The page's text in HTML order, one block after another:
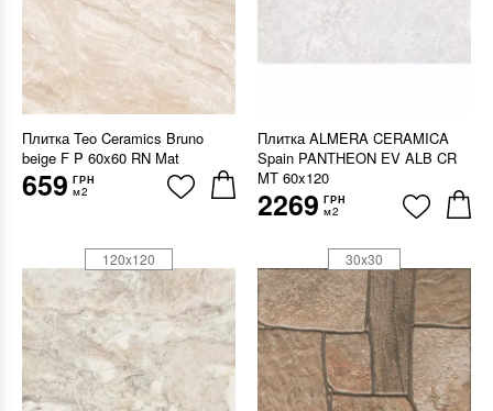
Плитка Teo Ceramics Bruno
beige F P 60x60 RN Mat
659 ГРН
м2
Плитка ALMERA CERAMICA
Spain PANTHEON EV ALB CR
MT 60x120
2269 ГРН
м2
120x120 30x30